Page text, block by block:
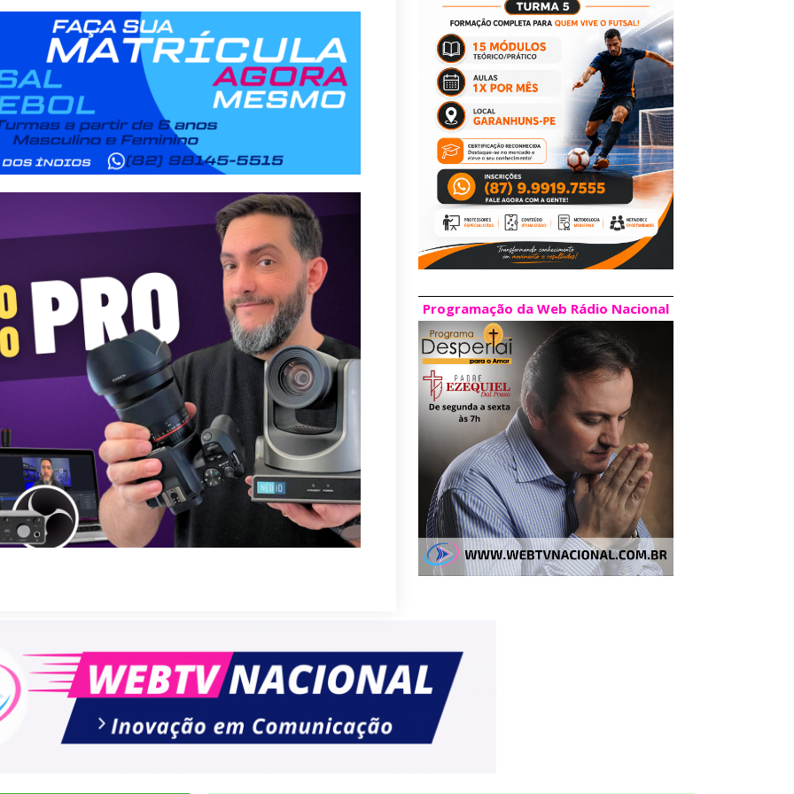
Programação da Web Rádio Nacional